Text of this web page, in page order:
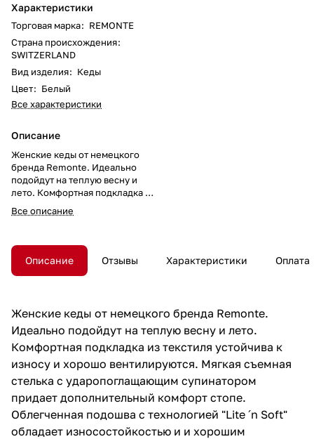
Характеристики
Торговая марка: REMONTE
Страна происхождения:
SWITZERLAND
Вид изделия: Кеды
Цвет: Белый
Все характеристики
Описание
Женские кеды от немецкого
бренда Remonte. Идеально
подойдут на теплую весну и
лето. Комфортная подкладка из
текстиля устойчива к износу и
хорошо вентилируются. Мягкая
ударопоглащающим
супинатором придает
дополнительный комфорт
хорошим сцеплением с
поверхностью. Удобная
колодка адаптирована под
женскую стопу и длительную
носку, а наличие шнуровки
позволяет регулировать высоту
подъёма. Модель подходит на
стандартную полноту стопы и
небольшой +/-.
Все описание
Описание Отзывы Характеристики Оплата
Женские кеды от немецкого бренда Remonte.
Идеально подойдут на теплую весну и лето.
Комфортная подкладка из текстиля устойчива к
износу и хорошо вентилируются. Мягкая съемная
стелька с ударопоглащающим супинатором
придает дополнительный комфорт стопе.
Облегченная подошва с технологией "Lite ´n Soft"
обладает износостойкостью и и хорошим